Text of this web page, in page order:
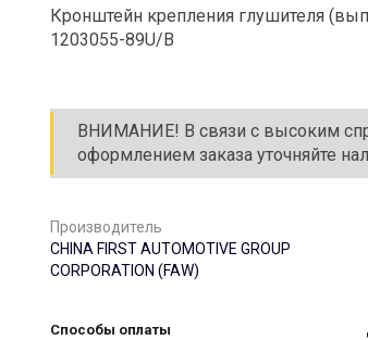
Кронштейн крепления глушителя
1203055-89U/B
ВНИМАНИЕ! В связи с высоким
оформлением заказа уточняйте
Производитель
CHINA FIRST AUTOMOTIVE GROUP
CORPORATION (FAW)
Способы оплаты